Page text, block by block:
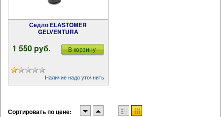
Седло ELASTOMER
GELVENTURA
1 550 pуб. В корзину
Наличие надо уточнить
Сортировать по цене: